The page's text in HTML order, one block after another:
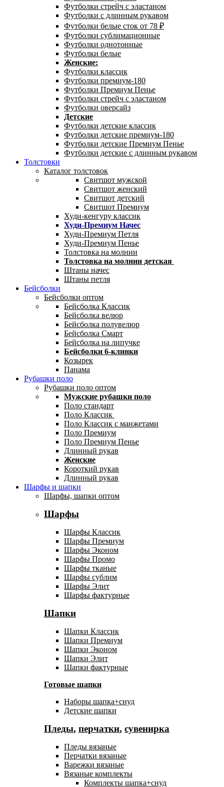
Футболки стрейч с эластаном
Футболки с длинным рукавом
Футболки белые сток от 78 ₽
Футболки сублимационные
Футболки однотонные
Футболки белые
Женские:
Футболки классик
Футболки премиум-180
Футболки Премиум Пенье
Футболки стрейч с эластаном
Футболки оверсайз
Детские
Футболки детские классик
Футболки детские премиум-180
Футболки детские Премиум Пенье
Футболки детские с длинным рукавом
Толстовки
Каталог толстовок
Свитшот мужской
Свитшот женский
Свитшот детский
Свитшот Премиум
Худи-кенгуру классик
Худи-Премиум Начес
Худи-Премиум Петля
Худи-Премиум Пенье
Толстовка на молнии
Толстовка на молнии детская
Штаны начес
Штаны петля
Бейсболки
Бейсболки оптом
Бейсболка Классик
Бейсболка велюр
Бейсболка полувелюр
Бейсболка Смарт
Бейсболка на липучке
Бейсболки 6-клинки
Козырек
Панама
Рубашки поло
Рубашки поло оптом
Мужские рубашки поло
Поло стандарт
Поло Классик
Поло Классик с манжетами
Поло Премиум
Поло Премиум Пенье
Длинный рукав
Женские
Короткий рукав
Длинный рукав
Шарфы и шапки
Шарфы, шапки оптом
Шарфы
Шарфы Классик
Шарфы Премиум
Шарфы Эконом
Шарфы Промо
Шарфы тканые
Шарфы сублим
Шарфы Элит
Шарфы фактурные
Шапки
Шапки Классик
Шапки Премиум
Шапки Эконом
Шапки Элит
Шапки фактурные
Готовые шапки
Наборы шапка+снуд
Детские шапки
Пледы, перчатки, сувенирка
Пледы вязаные
Перчатки вязаные
Варежки вязаные
Вязаные комплекты
Комплекты шапка+снуд